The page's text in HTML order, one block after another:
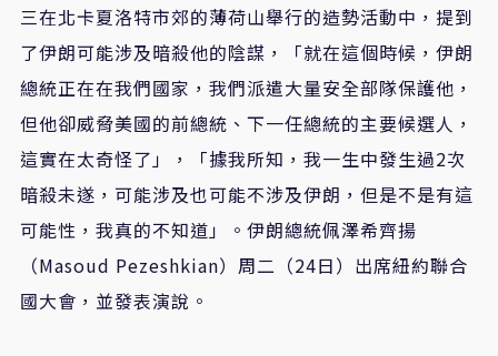
三在北卡夏洛特市郊的薄荷山舉行的造勢活動中，提到
了伊朗可能涉及暗殺他的陰謀，「就在這個時候，伊朗
總統正在在我們國家，我們派遣大量安全部隊保護他，
但他卻威脅美國的前總統、下一任總統的主要候選人，
這實在太奇怪了」，「據我所知，我一生中發生過2次
暗殺未遂，可能涉及也可能不涉及伊朗，但是不是有這
可能性，我真的不知道」。伊朗總統佩澤希齊揚
（Masoud Pezeshkian）周二（24日）出席紐約聯合
國大會，並發表演說。